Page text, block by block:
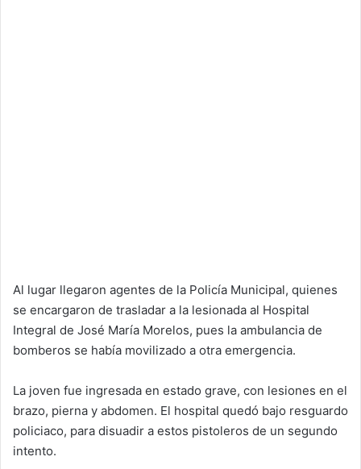
Al lugar llegaron agentes de la Policía Municipal, quienes
se encargaron de trasladar a la lesionada al Hospital
Integral de José María Morelos, pues la ambulancia de
bomberos se había movilizado a otra emergencia.
La joven fue ingresada en estado grave, con lesiones en el
brazo, pierna y abdomen. El hospital quedó bajo resguardo
policiaco, para disuadir a estos pistoleros de un segundo
intento.